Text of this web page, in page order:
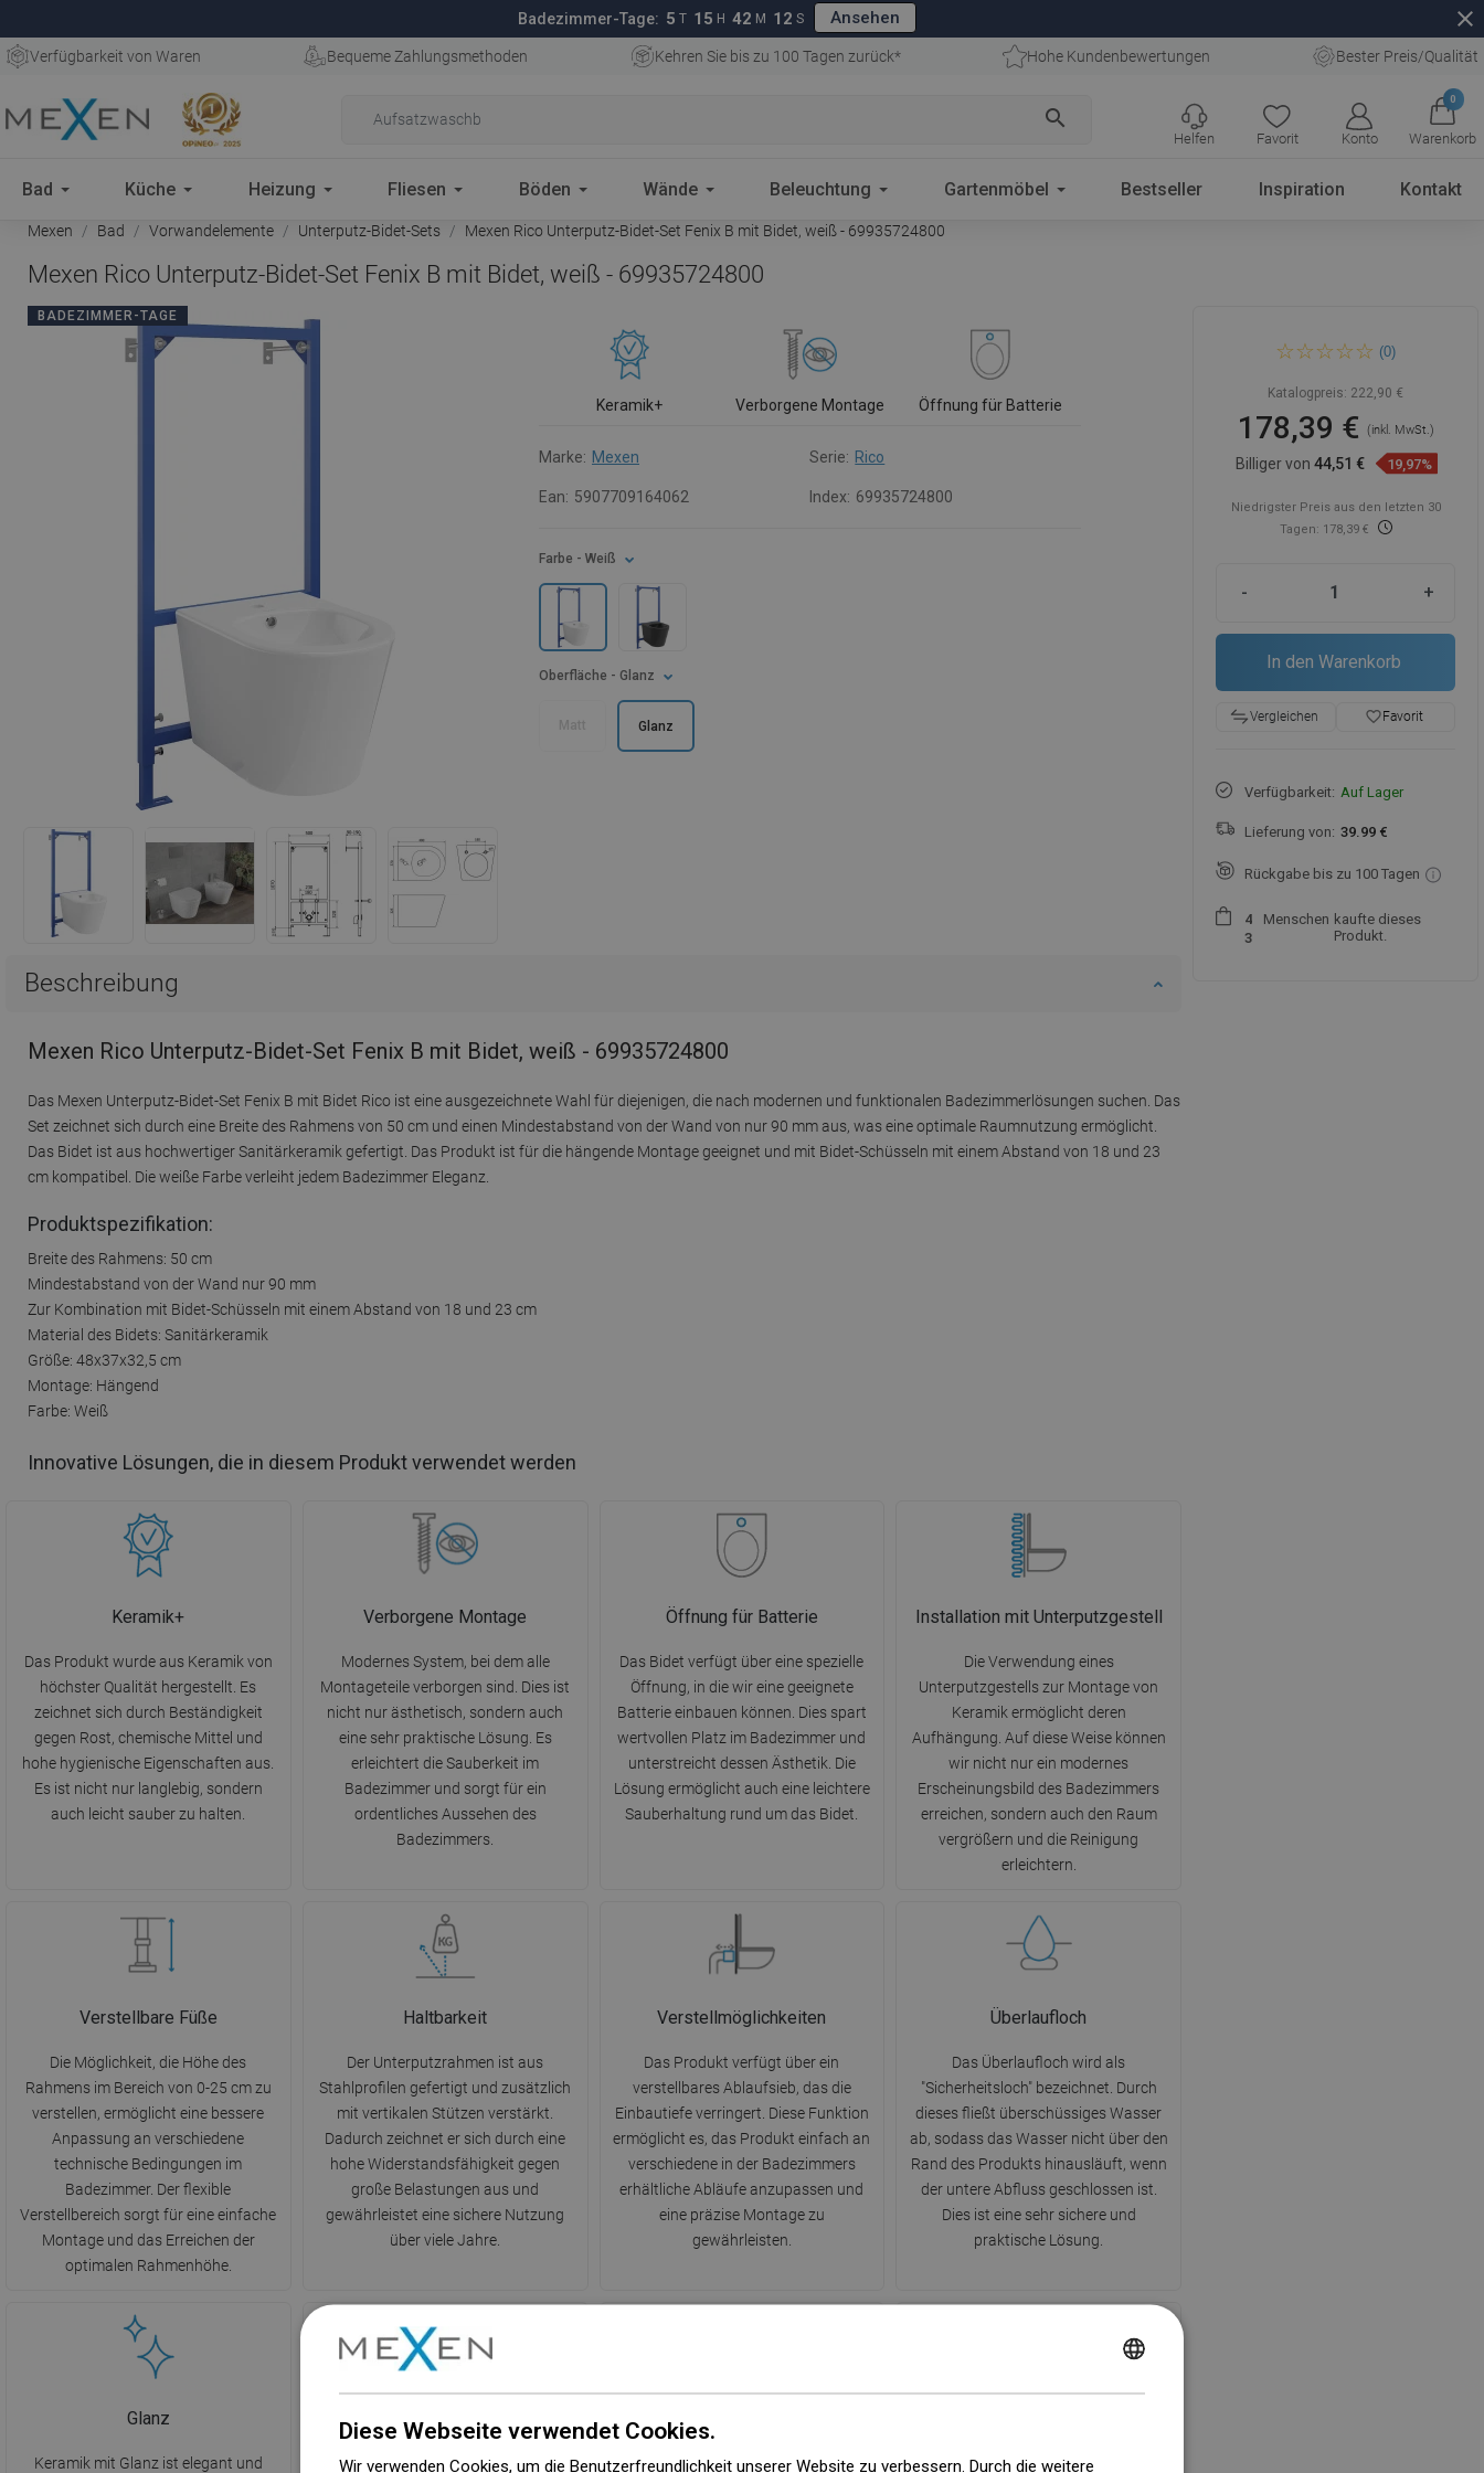
Badezimmer-Tage: 5 T 15 H 42 M 11 S Ansehen close
Verfügbarkeit von Waren Bequeme Zahlungsmethoden Kehren Sie bis zu 100 Tagen zurück* Hohe Kundenbewertungen Bester Preis/Qualität
search
Favorit Konto
0
Warenkorb
Helfen
Bad Küche Heizung Fliesen Böden Wände Beleuchtung Gartenmöbel Bestseller Inspiration Kontakt
Mexen Bad Vorwandelemente Unterputz-Bidet-Sets Mexen Rico Unterputz-Bidet-Set Fenix B mit Bidet, weiß - 69935724800
Mexen Rico Unterputz-Bidet-Set Fenix B mit Bidet, weiß - 69935724800
BADEZIMMER-TAGE
Keramik+ Verborgene Montage Öffnung für Batterie
Marke: Mexen Serie: Rico
Ean: 5907709164062 Index: 69935724800
Farbe - Weiß
Oberfläche - Glanz
Matt Glanz
Beschreibung
Mexen Rico Unterputz-Bidet-Set Fenix B mit Bidet, weiß - 69935724800
Das Mexen Unterputz-Bidet-Set Fenix B mit Bidet Rico ist eine ausgezeichnete Wahl für diejenigen, die nach modernen und funktionalen Badezimmerlösungen suchen. Das
Set zeichnet sich durch eine Breite des Rahmens von 50 cm und einen Mindestabstand von der Wand von nur 90 mm aus, was eine optimale Raumnutzung ermöglicht.
Das Bidet ist aus hochwertiger Sanitärkeramik gefertigt. Das Produkt ist für die hängende Montage geeignet und mit Bidet-Schüsseln mit einem Abstand von 18 und 23
cm kompatibel. Die weiße Farbe verleiht jedem Badezimmer Eleganz.
Produktspezifikation:
Breite des Rahmens: 50 cm
Mindestabstand von der Wand nur 90 mm
Zur Kombination mit Bidet-Schüsseln mit einem Abstand von 18 und 23 cm
Material des Bidets: Sanitärkeramik
Größe: 48x37x32,5 cm
Montage: Hängend
Farbe: Weiß
Innovative Lösungen, die in diesem Produkt verwendet werden
Keramik+
Das Produkt wurde aus Keramik von
höchster Qualität hergestellt. Es
zeichnet sich durch Beständigkeit
gegen Rost, chemische Mittel und
hohe hygienische Eigenschaften aus.
Es ist nicht nur langlebig, sondern
auch leicht sauber zu halten.
Verborgene Montage
Modernes System, bei dem alle
Montageteile verborgen sind. Dies ist
nicht nur ästhetisch, sondern auch
eine sehr praktische Lösung. Es
erleichtert die Sauberkeit im
Badezimmer und sorgt für ein
ordentliches Aussehen des
Badezimmers.
Öffnung für Batterie
Das Bidet verfügt über eine spezielle
Öffnung, in die wir eine geeignete
Batterie einbauen können. Dies spart
wertvollen Platz im Badezimmer und
unterstreicht dessen Ästhetik. Die
Lösung ermöglicht auch eine leichtere
Sauberhaltung rund um das Bidet.
Installation mit Unterputzgestell
Die Verwendung eines
Unterputzgestells zur Montage von
Keramik ermöglicht deren
Aufhängung. Auf diese Weise können
wir nicht nur ein modernes
Erscheinungsbild des Badezimmers
erreichen, sondern auch den Raum
vergrößern und die Reinigung
erleichtern.
Verstellbare Füße
Die Möglichkeit, die Höhe des
Rahmens im Bereich von 0-25 cm zu
verstellen, ermöglicht eine bessere
Anpassung an verschiedene
technische Bedingungen im
Badezimmer. Der flexible
Verstellbereich sorgt für eine einfache
Montage und das Erreichen der
optimalen Rahmenhöhe.
Haltbarkeit
Der Unterputzrahmen ist aus
Stahlprofilen gefertigt und zusätzlich
mit vertikalen Stützen verstärkt.
Dadurch zeichnet er sich durch eine
hohe Widerstandsfähigkeit gegen
große Belastungen aus und
gewährleistet eine sichere Nutzung
über viele Jahre.
Verstellmöglichkeiten
Das Produkt verfügt über ein
verstellbares Ablaufsieb, das die
Einbautiefe verringert. Diese Funktion
ermöglicht es, das Produkt einfach an
verschiedene in der Badezimmers
erhältliche Abläufe anzupassen und
eine präzise Montage zu
gewährleisten.
Überlaufloch
Das Überlaufloch wird als
"Sicherheitsloch" bezeichnet. Durch
dieses fließt überschüssiges Wasser
ab, sodass das Wasser nicht über den
Rand des Produkts hinausläuft, wenn
der untere Abfluss geschlossen ist.
Dies ist eine sehr sichere und
praktische Lösung.
Glanz
Keramik mit Glanz ist elegant und
UV-Schutz
Das Produkt zeichnet sich durch eine
Das Produkt hat eine glatte
Das Produkt ist mit einer 2-jährigen
Set Fenix B mit Bidet, weiß -
(0)
Katalogpreis: 222,90 €
178,39 € (inkl. MwSt.)
Billiger von 44,51 € 19,97%
Niedrigster Preis aus den letzten 30
Tagen: 178,39 €
- +
In den Warenkorb
Vergleichen favorite_borderFavorit
Verfügbarkeit: Auf Lager
Lieferung von: 39.99 €
Rückgabe bis zu 100 Tagen
4
3
Menschen kaufte dieses
Produkt.
Diese Webseite verwendet Cookies.
Wir verwenden Cookies, um die Benutzerfreundlichkeit unserer Website zu verbessern. Durch die weitere